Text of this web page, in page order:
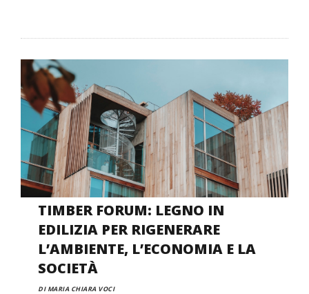
TIMBER FORUM: LEGNO IN
EDILIZIA PER RIGENERARE
L’AMBIENTE, L’ECONOMIA E LA
SOCIETÀ
DI MARIA CHIARA VOCI